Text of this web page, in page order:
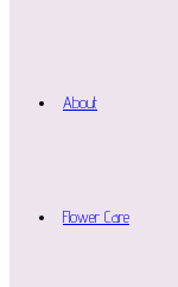
About
Flower Care